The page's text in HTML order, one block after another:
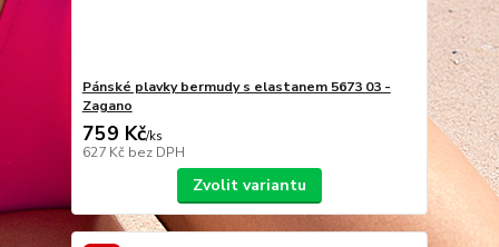
Pánské plavky bermudy s elastanem 5673 03 -
Zagano
759 Kč/ks
627 Kč bez DPH
Zvolit variantu